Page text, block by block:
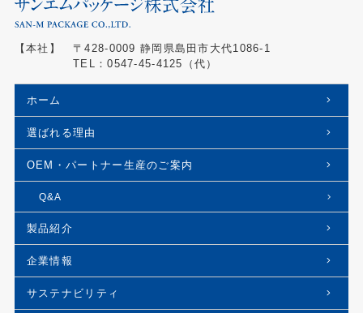
【本社】
〒428-0009 静岡県島田市大代1086-1
TEL：0547-45-4125 （代）
ホーム
選ばれる理由
OEM・パートナー生産のご案内
Q&A
製品紹介
企業情報
サステナビリティ